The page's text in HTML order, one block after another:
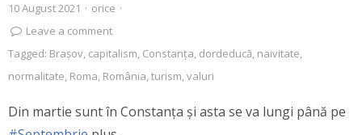
10 August 2021 · orice ·
Leave a comment
Tagged: Brașov, capitalism, Constanţa, dordeducă, naivitate,
normalitate, Roma, România,turism,valuri
Din martie sunt în Constanța și asta se va lungi până pe